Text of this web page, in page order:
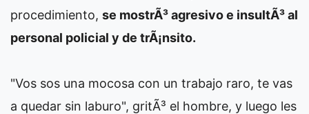
procedimiento, se mostrÃ³ agresivo e insultÃ³ al
personal policial y de trÃ¡nsito.
"Vos sos una mocosa con un trabajo raro, te vas
a quedar sin laburo", gritÃ³ el hombre, y luego les